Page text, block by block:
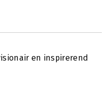
en inspirerend